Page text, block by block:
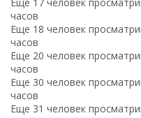
часов
Еще 18 человек
часов
Еще 20 человек
часов
Еще 30 человек
часов
Еще 31 человек